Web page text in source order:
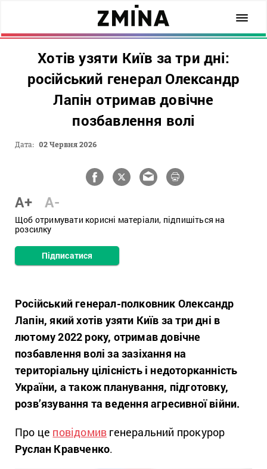
Хотів узяти Київ за три дні:
російський генерал Олександр
Лапін отримав довічне
позбавлення волі
Дата: 02 Червня 2026
A+ A-
Щоб отримувати корисні матеріали, підпишіться на
розсилку
Підписатися
Російський генерал-полковник Олександр
Лапін, який хотів узяти Київ за три дні в
лютому 2022 року, отримав довічне
позбавлення волі за зазіхання на
територіальну цілісність і недоторканність
України, а також планування, підготовку,
розв’язування та ведення агресивної війни.
Про це повідомив генеральний прокурор
Руслан Кравченко.